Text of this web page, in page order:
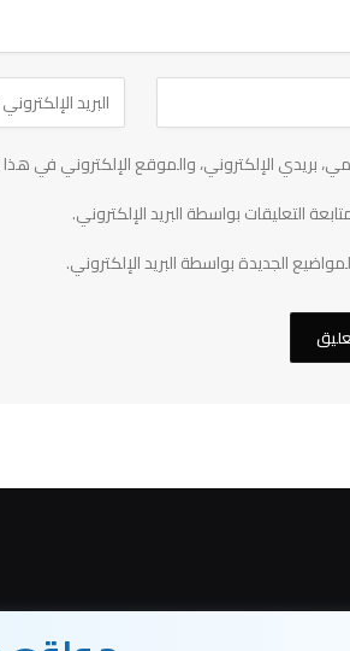
بريدي الإلكتروني، والموقع الإلكتروني في
التعليقات بواسطة البريد الإلكتروني.
الجديدة بواسطة البريد الإلكتروني.